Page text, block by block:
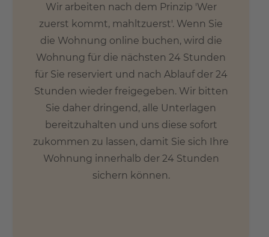
Wir arbeiten nach dem Prinzip 'Wer
zuerst kommt, mahltzuerst'. Wenn Sie
die Wohnung online buchen, wird die
Wohnung für die nächsten 24 Stunden
für Sie reserviert und nach Ablauf der 24
Stunden wieder freigegeben. Wir bitten
Sie daher dringend, alle Unterlagen
bereitzuhalten und uns diese sofort
zukommen zu lassen, damit Sie sich Ihre
Wohnung innerhalb der 24 Stunden
sichern können.